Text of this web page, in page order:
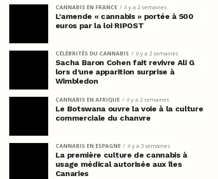
CANNABIS EN FRANCE il y a 2 semaines
L’amende « cannabis » portée à 500
euros par la loi RIPOST
CÉLÉBRITÉS DU CANNABIS il y a 2 semaines
Sacha Baron Cohen fait revivre Ali G
lors d’une apparition surprise à
Wimbledon
CANNABIS EN AFRIQUE il y a 2 semaines
Le Botswana ouvre la voie à la culture
commerciale du chanvre
CANNABIS EN ESPAGNE il y a 3 semaines
La première culture de cannabis à
usage médical autorisée aux îles
Canaries